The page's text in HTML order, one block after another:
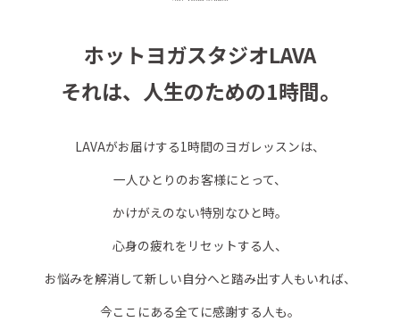
ホットヨガスタジオLAVA
それは、人生のための1時間。
LAVAがお届けする1時間のヨガレッスンは、
一人ひとりのお客様にとって、
かけがえのない特別なひと時。
心身の疲れをリセットする人、
お悩みを解消して新しい自分へと踏み出す人もいれば、
今ここにある全てに感謝する人も。